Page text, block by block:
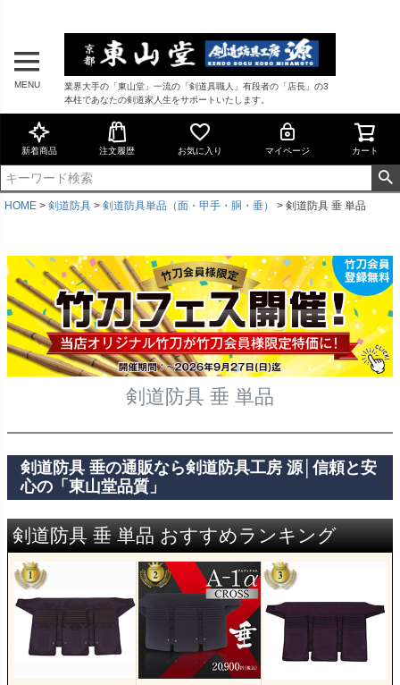
MENU
業界大手の「東山堂」一流の「剣道具職人」有段者の「店長」の3
本柱であなたの剣道家人生をサポートいたします。
新着商品 注文履歴 お気に入り マイページ カート
HOME 剣道防具 剣道防具単品（面・甲手・胴・垂） 剣道防具 垂 単品
剣道防具 垂 単品
剣道防具 垂の通販なら剣道防具工房 源│信頼と安
心の「東山堂品質」
剣道防具 垂 単品 おすすめランキング